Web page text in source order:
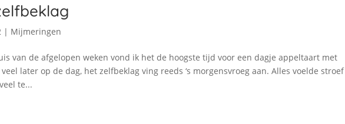
| Mijmeringen
van de afgelopen weken vond ik het de hoogste tijd voor een dagje appeltaart met
later op de dag, het zelfbeklag ving reeds ‘s morgensvroeg aan. Alles voelde stroef
te...